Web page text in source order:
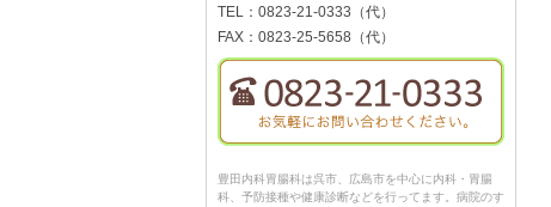
TEL：0823-21-0333（代）
FAX：0823-25-5658（代）
豊田内科胃腸科は呉市、広島市を中心に内科・胃腸
科、予防接種や健康診断などを行ってます。病院のす